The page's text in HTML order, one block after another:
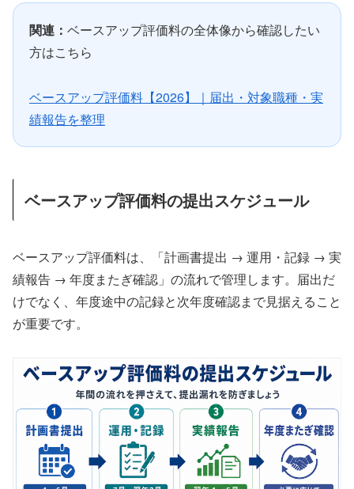
関連： ベースアップ評価料の全体像から確認したい
方はこちら
ベースアップ評価料【2026】｜届出・対象職種・実
績報告を整理
ベースアップ評価料の提出スケジュール
ベースアップ評価料は、「計画書提出 → 運用・記録 → 実
績報告 → 年度またぎ確認」の流れで管理します。届出だ
けでなく、年度途中の記録と次年度確認まで見据えること
が重要です。